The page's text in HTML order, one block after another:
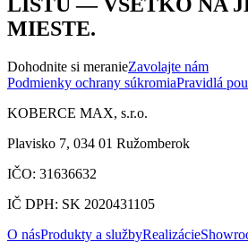
MIESTE.
Dohodnite si meranieZavolajte nám
Podmienky ochrany súkromiaPravidlá
KOBERCE MAX, s.r.o.
Plavisko 7, 034 01 Ružomberok
IČO: 31636632
IČ DPH: SK 2020431105
O násProdukty a službyRealizácie